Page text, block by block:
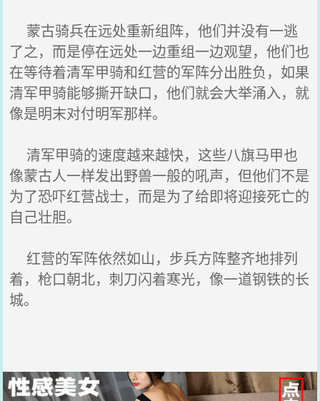
蒙古骑兵在远处重新组阵，他们并没有一逃
了之，而是停在远处一边重组一边观望，他们也
在等待着清军甲骑和红营的军阵分出胜负，如果
清军甲骑能够撕开缺口，他们就会大举涌入，就
像是明末对付明军那样。
清军甲骑的速度越来越快，这些八旗马甲也
像蒙古人一样发出野兽一般的吼声，但他们不是
为了恐吓红营战士，而是为了给即将迎接死亡的
自己壮胆。
红营的军阵依然如山，步兵方阵整齐地排列
着，枪口朝北，刺刀闪着寒光，像一道钢铁的长
城。